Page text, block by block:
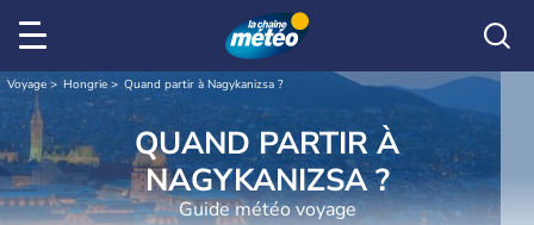
Voyage Hongrie Quand partir à Nagykanizsa ?
QUAND PARTIR À
NAGYKANIZSA ?
Guide météo voyage